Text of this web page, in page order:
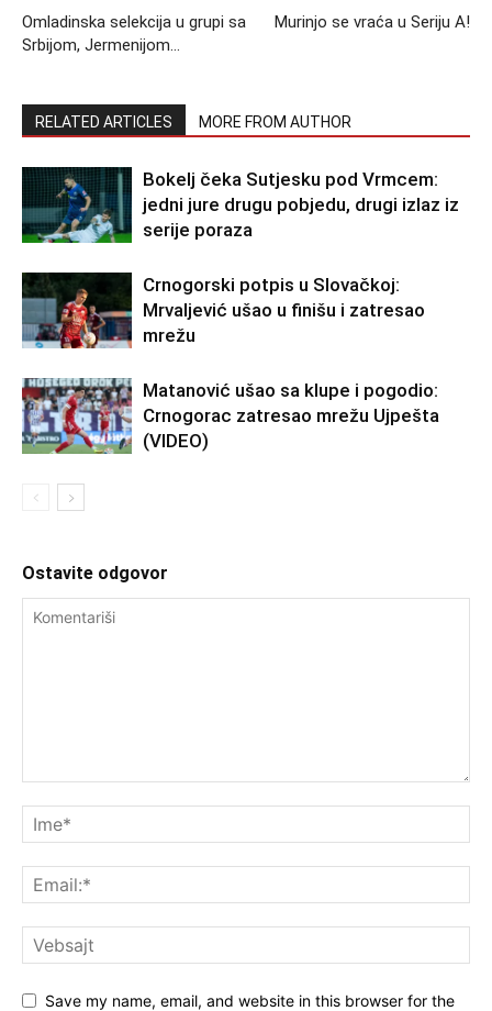
Omladinska selekcija u grupi sa
Srbijom, Jermenijom…
Murinjo se vraća u Seriju A!
RELATED ARTICLES MORE FROM AUTHOR
Bokelj čeka Sutjesku pod Vrmcem:
jedni jure drugu pobjedu, drugi izlaz iz
serije poraza
Crnogorski potpis u Slovačkoj:
Mrvaljević ušao u finišu i zatresao
mrežu
Matanović ušao sa klupe i pogodio:
Crnogorac zatresao mrežu Ujpešta
(VIDEO)
Ostavite odgovor
Save my name, email, and website in this browser for the